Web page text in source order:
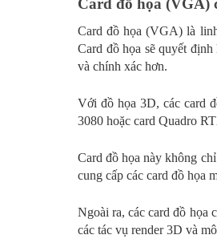
Card đồ họa (VGA)
Card đồ họa (VGA) là
Card đồ họa sẽ quyết
và chính xác hơn.
Với đồ họa 3D, các card
3080 hoặc card Quadro
Card đồ họa này không
cung cấp các card đồ họa
Ngoài ra, các card đồ họa
các tác vụ render 3D và